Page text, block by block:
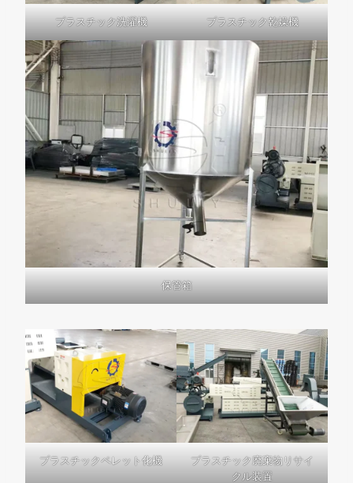
プラスチック洗濯機 プラスチック乾燥機
保管箱
プラスチックペレット化機
プラスチック廃棄物リサイ
クル装置